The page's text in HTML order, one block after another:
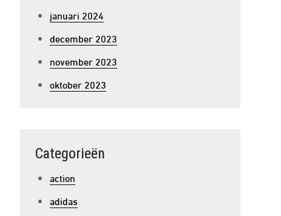
januari 2024
december 2023
november 2023
oktober 2023
Categorieën
action
adidas